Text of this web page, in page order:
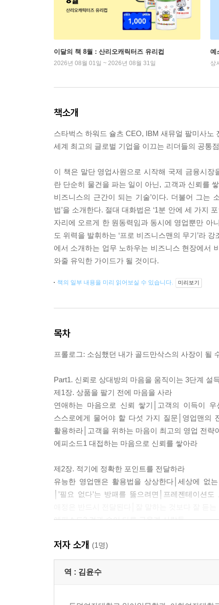
이달의 책 8월 : 산리오캐릭터즈 유리컵
2026년 08월 01일 ~ 2026년 08월 31일
예
상
책소개
스타벅스 하워드 슐츠 CEO, IBM 새뮤얼 팔미사
세계 최고의 글로벌 기업을 이끄는 리더들의 공통
이 책은 말단 영업사원으로 시작해 국제 금융시
란 단순히 물건을 파는 일이 아닌, 고객과 신뢰를
비즈니스의 근간이 되는 기술’이다. 더불어 그는
법’을 소개한다. 절대 대화법은 ‘1분 안에 세 가지
자리에 오르게 한 원동력임과 동시에 영업뿐만 아
도 위력을 발휘하는 ‘프로 비즈니스맨의 무기’라
에서 소개하는 업무 노하우는 비즈니스 현장에서
와줄 유익한 가이드가 될 것이다.
책의 일부 내용을 미리 읽어보실 수 있습니다. 미리보기
목차
프롤로그: 소심했던 내가 골드만삭스의 사장이 될
Part1. 신뢰로 상대방의 마음을 움직이는 3단계 설
제1장. 상품을 팔기 전에 마음을 사라
연애하는 마음으로 신뢰 쌓기│고객의 이득이
스스로에게 물어야 할 다섯 가지 질문│영업맨의
활용하라│고객을 위하는 마음이 최고의 영업 전
에피소드1 대접하는 마음으로 신뢰를 쌓아라
제2장. 적기에 정확한 포인트를 전달하라
유능한 영업맨은 활용법을 상상한다│세상에 없
│’필요 없다’는 방패를 뚫으려면│프레젠테이
에피소드2 겉과 속이 다른 금융계 사람들
제3장. 최종 결정의 순간까지 확실하게 리드하라
영업맨에게 최종 심판은 고객의 구매 결정이다│
의사결정 주체인 ‘키 맨’을 찾아라│산다, 안 산
저자 소개 (1명)
역 : 김윤수